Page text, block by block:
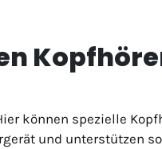
können spezielle
und unterstützen